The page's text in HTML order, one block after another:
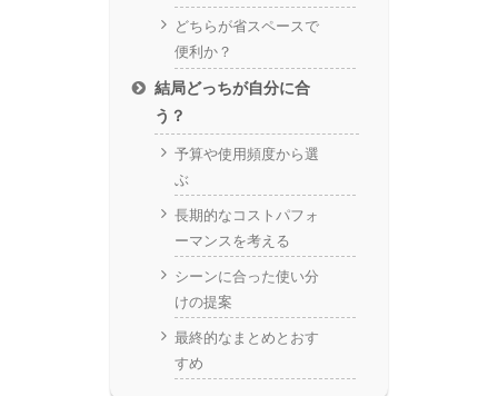
どちらが省スペースで
便利か？
結局どっちが自分に合
う？
予算や使用頻度から選
ぶ
長期的なコストパフォ
ーマンスを考える
シーンに合った使い分
けの提案
最終的なまとめとおす
すめ